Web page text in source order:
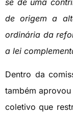
de origem a
ordinária da
a lei
Dentro da
também
coletivo que